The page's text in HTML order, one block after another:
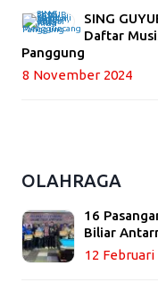
SING
Daftar
Panggung
8 November 2024
OLAHRAGA
16
Biliar
12 Februari